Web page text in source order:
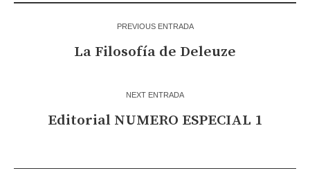
PREVIOUS ENTRADA
La Filosofía de Deleuze
NEXT ENTRADA
Editorial NUMERO ESPECIAL 1